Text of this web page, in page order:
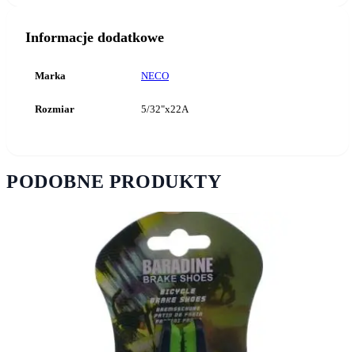
Informacje dodatkowe
Marka NECO
Rozmiar 5/32"x22A
PODOBNE PRODUKTY